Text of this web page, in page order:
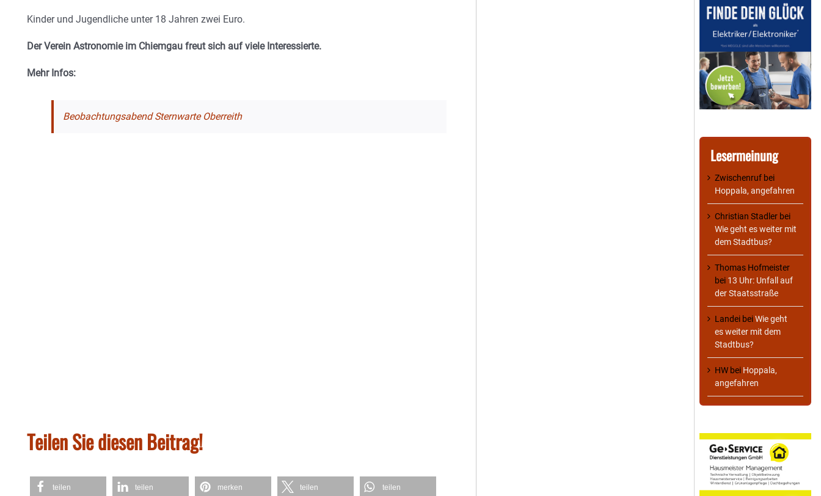
Kinder und Jugendliche unter 18 Jahren zwei Euro.
Der Verein Astronomie im Chiemgau freut sich auf viele Interessierte.
Mehr Infos:
Beobachtungsabend Sternwarte Oberreith
Teilen Sie diesen Beitrag!
teilen teilen merken teilen teilen
Lesermeinung
Zwischenruf bei
Hoppala, angefahren
Christian Stadler bei
Wie geht es weiter mit
dem Stadtbus?
Thomas Hofmeister
bei 13 Uhr: Unfall auf
der Staatsstraße
Landei beiWie geht
es weiter mit dem
Stadtbus?
HW bei Hoppala,
angefahren